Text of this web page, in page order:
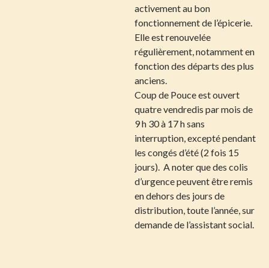
activement au bon
fonctionnement de l’épicerie.
Elle est renouvelée
régulièrement, notamment en
fonction des départs des plus
anciens.
Coup de Pouce est ouvert
quatre vendredis par mois de
9 h 30 à 17 h sans
interruption, excepté pendant
les congés d’été (2 fois 15
jours). A noter que des colis
d’urgence peuvent être remis
en dehors des jours de
distribution, toute l’année, sur
demande de l’assistant social.